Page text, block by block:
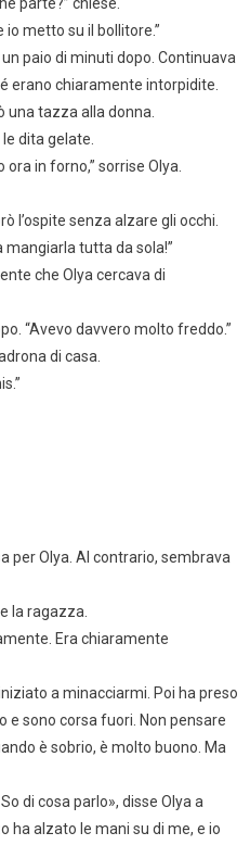
io metto su il bollitore.”
paio di minuti dopo. Continuava
erano chiaramente intorpidite.
una tazza alla donna.
dita gelate.
in forno,” sorrise Olya.
l’ospite senza alzare gli occhi.
mangiarla tutta da sola!”
che Olya cercava di
“Avevo davvero molto freddo.”
di casa.
per Olya. Al contrario, sembrava
la ragazza.
Era chiaramente
a minacciarmi. Poi ha preso
e sono corsa fuori. Non pensare
è sobrio, è molto buono. Ma
di cosa parlo», disse Olya a
ha alzato le mani su di me, e io